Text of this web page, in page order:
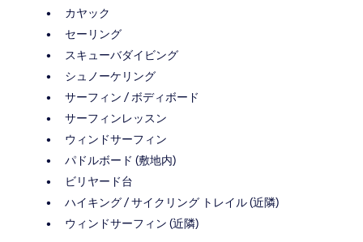
カヤック
セーリング
スキューバダイビング
シュノーケリング
サーフィン / ボディボード
サーフィンレッスン
ウィンドサーフィン
パドルボード (敷地内)
ビリヤード台
ハイキング / サイクリング トレイル (近隣)
ウィンドサーフィン (近隣)